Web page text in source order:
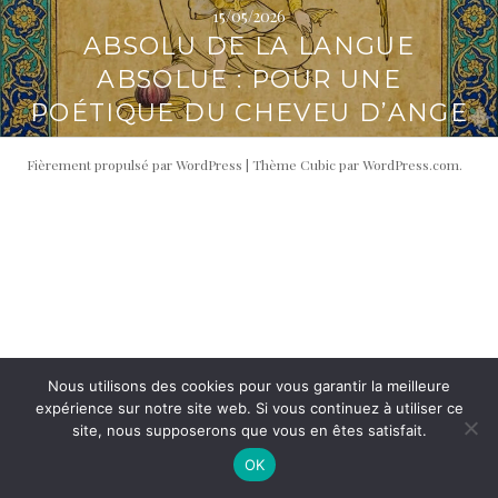
i
p
a
l
t
é
r
a
l
15/05/2026
ABSOLU DE LA LANGUE
ABSOLUE : POUR UNE
POÉTIQUE DU CHEVEU D’ANGE
Fièrement propulsé par WordPress | Thème Cubic parWordPress.com.
Nous utilisons des cookies pour vous garantir la meilleure
expérience sur notre site web. Si vous continuez à utiliser ce
site, nous supposerons que vous en êtes satisfait.
OK